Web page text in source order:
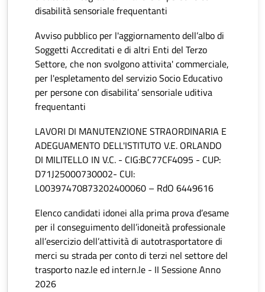
disabilità sensoriale frequentanti
Avviso pubblico per l'aggiornamento dell’albo di
Soggetti Accreditati e di altri Enti del Terzo
Settore, che non svolgono attivita' commerciale,
per l'espletamento del servizio Socio Educativo
per persone con disabilita’ sensoriale uditiva
frequentanti
LAVORI DI MANUTENZIONE STRAORDINARIA E
ADEGUAMENTO DELL'ISTITUTO V.E. ORLANDO
DI MILITELLO IN V.C. - CIG:BC77CF4095 - CUP:
D71J25000730002- CUI:
L00397470873202400060 – RdO 6449616
Elenco candidati idonei alla prima prova d’esame
per il conseguimento dell’idoneità professionale
all’esercizio dell’attività di autotrasportatore di
merci su strada per conto di terzi nel settore del
trasporto naz.le ed intern.le - II Sessione Anno
2026